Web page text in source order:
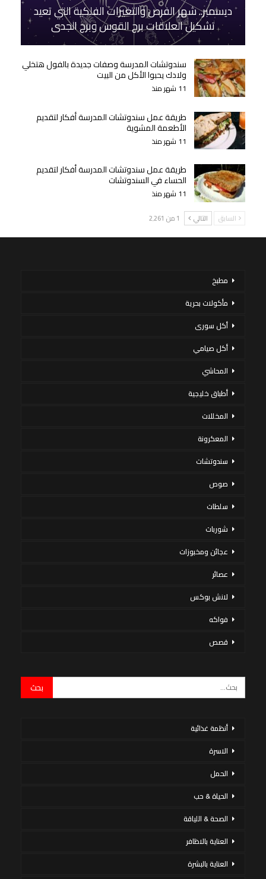
ديسمبر.. شهر الفرص والتغيرات الفلكية التي تعيد
تشكيل العلاقات برج القوس وبرج الجدي
سندوتشات المدرسة وصفات جديدة بالفول هتخلي
ولادك يحبوا الأكل من البيت
11 شهر منذ
طريقة عمل سندوتشات المدرسة أفكار لتقديم
الأطعمة المشوية
11 شهر منذ
طريقة عمل سندوتشات المدرسة أفكار لتقديم
الحساء في السندوتشات
11 شهر منذ
السابق التالي 1 من 2٬261
مطبخ
مأكولات بحرية
أكل سورى
أكل صيامي
المحاشي
أطباق خليجية
المخللات
المعكرونة
سندوتشات
صوص
سلطات
شوربات
عجائن ومخبوزات
عصائر
لانش بوكس
فواكه
قصص
أنظمة غذائية
الاسرة
الحمل
الحياة & حب
الصحة & اللياقة
العناية بالاظافر
العناية بالبشرة